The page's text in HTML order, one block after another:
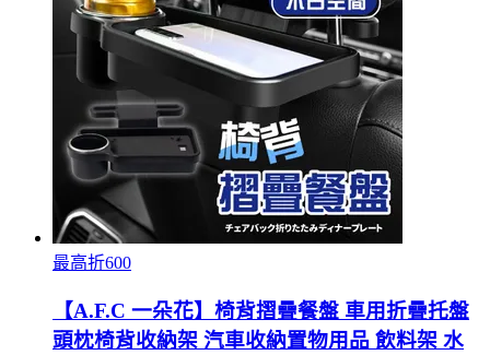
最高折600
【A.F.C 一朵花】椅背摺疊餐盤 車用折疊托盤
頭枕椅背收納架 汽車收納置物用品 飲料架 水